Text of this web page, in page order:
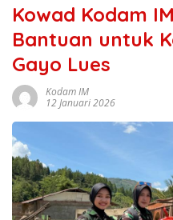
Kowad Kodam
Bantuan untuk
Gayo Lues
Kodam IM
12 Januari 2026